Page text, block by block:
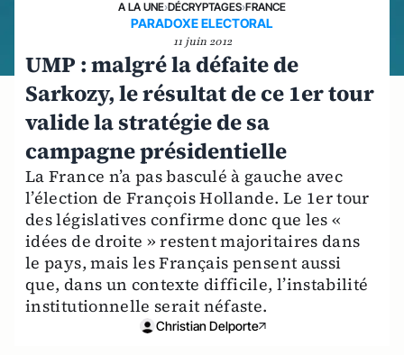
A LA UNE›DÉCRYPTAGES›FRANCE
PARADOXE ELECTORAL
11 juin 2012
UMP : malgré la défaite de
Sarkozy, le résultat de ce 1er tour
valide la stratégie de sa
campagne présidentielle
La France n’a pas basculé à gauche avec
l’élection de François Hollande. Le 1er tour
des législatives confirme donc que les «
idées de droite » restent majoritaires dans
le pays, mais les Français pensent aussi
que, dans un contexte difficile, l’instabilité
institutionnelle serait néfaste.
Christian Delporte